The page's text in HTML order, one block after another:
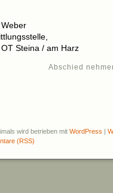
Steina / am Harz
Abschied
wird betrieben mit WordPress |
(RSS)